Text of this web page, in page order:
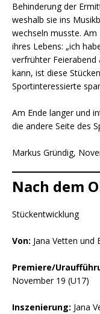
Behinderung der
weshalb sie ins
wechseln musste. Am
ihres Lebens: „ich
verfrühter
kann, ist diese
Sportinteressierte
Am Ende langer und
die andere Seite des
Markus Gründig,
Nach dem
Stückentwicklung
Von: Jana Vetten und
Premiere/
November 19 (U17)
Inszenierung: Jana